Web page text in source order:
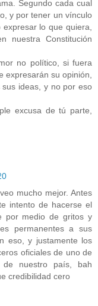
Segundo cada cual
y por tener un vínculo
lo que quiera,
nuestra Constitución
no político, si fuera
expresarán su opinión,
ideas, y no por eso
excusa de tú parte,
mucho mejor. Antes
intento de hacerse el
por medio de gritos y
permanentes a sus
eso, y justamente los
oficiales de uno de
de nuestro país, bah
credibilidad cero